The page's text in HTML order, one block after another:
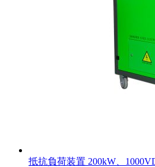
抵抗負荷装置 200kW、